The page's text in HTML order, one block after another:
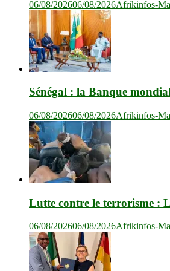
06/08/202606/08/2026Afrikinfos-
Sénégal : la Banque
06/08/202606/08/2026Afrikinfos-
Lutte contre le terrorisme :
06/08/202606/08/2026Afrikinfos-